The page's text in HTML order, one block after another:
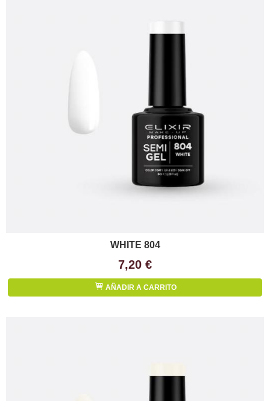
WHITE 804
7,20 €
AÑADIR A CARRITO